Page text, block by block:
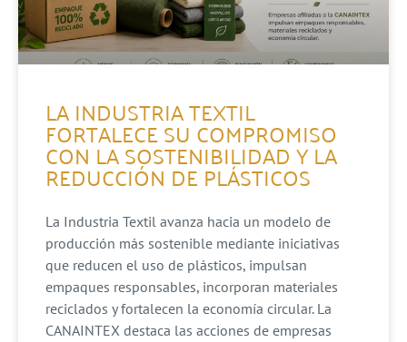
LA INDUSTRIA TEXTIL
FORTALECE SU COMPROMISO
CON LA SOSTENIBILIDAD Y LA
REDUCCIÓN DE PLÁSTICOS
La Industria Textil avanza hacia un modelo de
producción más sostenible mediante iniciativas
que reducen el uso de plásticos, impulsan
empaques responsables, incorporan materiales
reciclados y fortalecen la economía circular. La
CANAINTEX destaca las acciones de empresas